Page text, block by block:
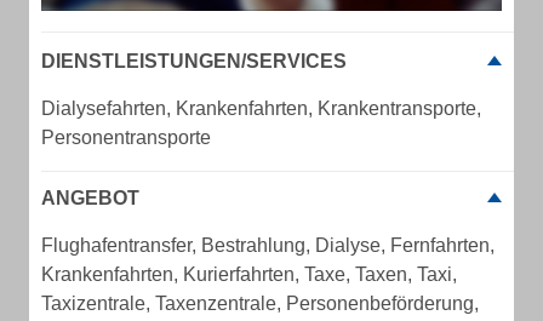
DIENSTLEISTUNGEN/SERVICES
Dialysefahrten, Krankenfahrten, Krankentransporte,
Personentransporte
ANGEBOT
Flughafentransfer, Bestrahlung, Dialyse, Fernfahrten,
Krankenfahrten, Kurierfahrten, Taxe, Taxen, Taxi,
Taxizentrale, Taxenzentrale, Personenbeförderung,